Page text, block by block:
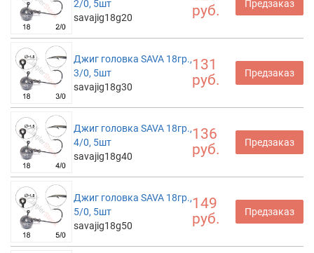
2/0, 5шт
savajig18g20
руб.
Предзаказ
Джиг головка SAVA 18гр.,
3/0, 5шт
savajig18g30
131
руб.
Предзаказ
Джиг головка SAVA 18гр.,
4/0, 5шт
savajig18g40
136
руб.
Предзаказ
Джиг головка SAVA 18гр.,
5/0, 5шт
savajig18g50
149
руб.
Предзаказ